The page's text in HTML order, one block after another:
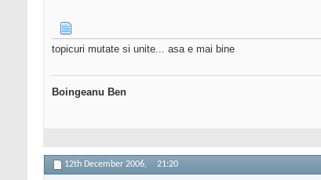
topicuri mutate si unite... asa e mai bine
Boingeanu Ben
12th December 2006, 21:20